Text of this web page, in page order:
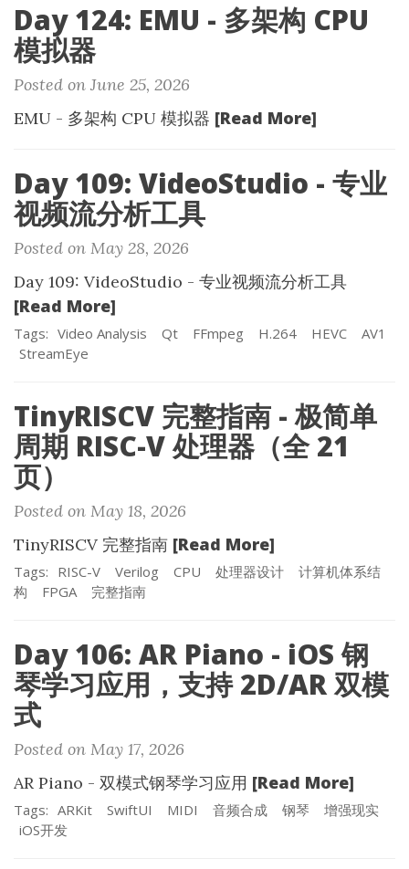
Day 124: EMU - 多架构 CPU
模拟器
Posted on June 25, 2026
EMU - 多架构 CPU 模拟器 [Read More]
Day 109: VideoStudio - 专业
视频流分析工具
Posted on May 28, 2026
Day 109: VideoStudio - 专业视频流分析工具
[Read More]
Tags: Video Analysis Qt FFmpeg H.264 HEVC
AV1
StreamEye
TinyRISCV 完整指南 - 极简单
周期 RISC-V 处理器（全 21
页）
Posted on May 18, 2026
TinyRISCV 完整指南 [Read More]
Tags: RISC-V Verilog CPU 处理器设计
计算机体系结
构
FPGA 完整指南
Day 106: AR Piano - iOS 钢
琴学习应用，支持 2D/AR 双模
式
Posted on May 17, 2026
AR Piano - 双模式钢琴学习应用 [Read More]
Tags: ARKit SwiftUI MIDI 音频合成 钢琴
增强现实
iOS开发